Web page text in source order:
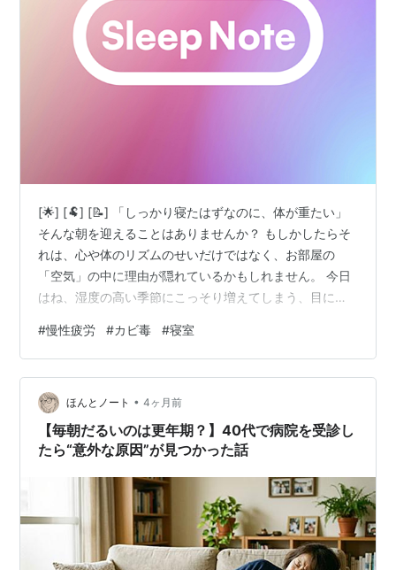
[🌟] [🐏] [📝] 「しっかり寝たはずなのに、体が重たい」
そんな朝を迎えることはありませんか？ もしかしたらそ
れは、心や体のリズムのせいだけではなく、お部屋の
「空気」の中に理由が隠れているかもしれません。 今日
はね、湿度の高い季節にこっそり増えてしまう、目に見
べてきたメモを共有するね。 🐏🌿 [/📝] [🌙] 寝室の「重
い空気」と目に見えない物質 🦠 湿気の中に潜む「マイコ
トキシン」とは？ なぜ「カビ毒」が慢性的な疲れを招く
の？🔍 脳と神経系に届く微かな影響 健やかな眠りを取り
戻す「空気の整え方」🌱 湿気とカビ毒から寝室を守るス
テップ 📝…
#慢性疲労 #カビ毒 #寝室
ほんとノート • 4ヶ月前
【毎朝だるいのは更年期？】40代で病院を受診し
たら“意外な原因”が見つかった話